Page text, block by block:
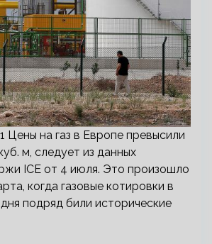
Цены на газ в Европе превысили
м, следует из данных
ICE от 4 июля. Это произошло
когда газовые котировки в
подряд били исторические